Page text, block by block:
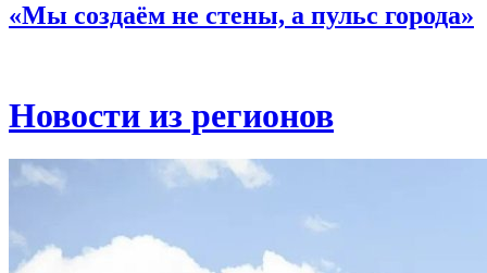
«Мы создаём не стены, а пульс города»
Новости из регионов